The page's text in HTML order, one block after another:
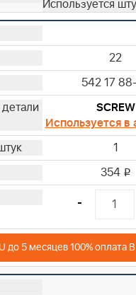
22
542 17
SCREW
Используется в
1
354 i
-
до 5 месяцев 100% оплата